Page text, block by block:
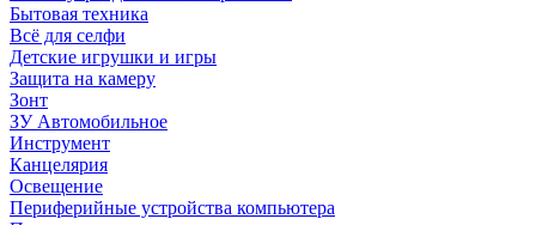
Бытовая техника
Всё для селфи
Детские игрушки и игры
Защита на камеру
Зонт
ЗУ Автомобильное
Инструмент
Канцелярия
Освещение
Периферийные устройства компьютера